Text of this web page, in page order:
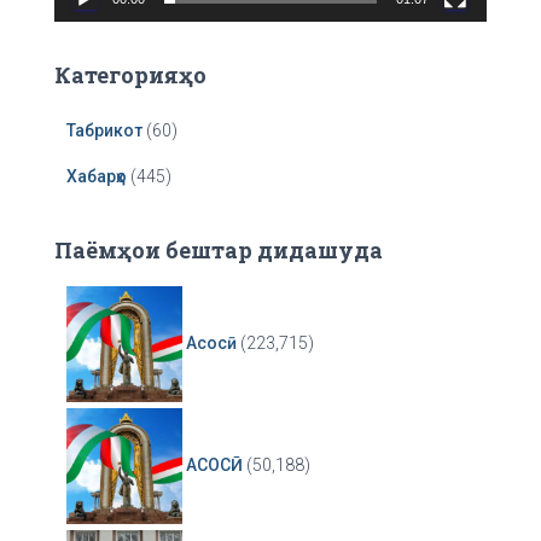
Категорияҳо
Табрикот (60)
Хабарҳо (445)
Паёмҳои бештар дидашуда
Асосӣ (223,715)
АСОСӢ (50,188)